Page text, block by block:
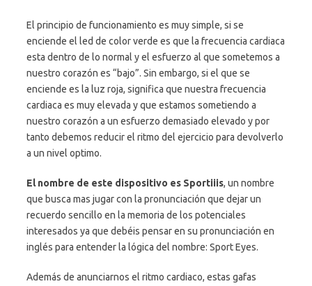
El principio de funcionamiento es muy simple, si se
enciende el led de color verde es que la frecuencia cardiaca
esta dentro de lo normal y el esfuerzo al que sometemos a
nuestro corazón es “bajo”. Sin embargo, si el que se
enciende es la luz roja, significa que nuestra frecuencia
cardiaca es muy elevada y que estamos sometiendo a
nuestro corazón a un esfuerzo demasiado elevado y por
tanto debemos reducir el ritmo del ejercicio para devolverlo
a un nivel optimo.
El nombre de este dispositivo es Sportiiis, un nombre
que busca mas jugar con la pronunciación que dejar un
recuerdo sencillo en la memoria de los potenciales
interesados ya que debéis pensar en su pronunciación en
inglés para entender la lógica del nombre: Sport Eyes.
Además de anunciarnos el ritmo cardiaco, estas gafas